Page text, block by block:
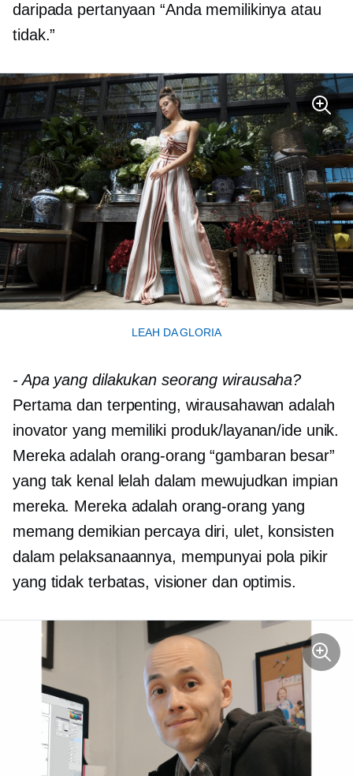
daripada pertanyaan “Anda memilikinya atau
tidak.”
LEAH DA GLORIA
-Apa yang dilakukan seorang wirausaha?
Pertama dan terpenting, wirausahawan adalah
inovator yang memiliki produk/layanan/ide unik.
Mereka adalah orang-orang “gambaran besar”
yang tak kenal lelah dalam mewujudkan impian
mereka. Mereka adalah orang-orang yang
memang demikian percaya diri, ulet, konsisten
dalam pelaksanaannya, mempunyai pola pikir
yang tidak terbatas, visioner dan optimis.